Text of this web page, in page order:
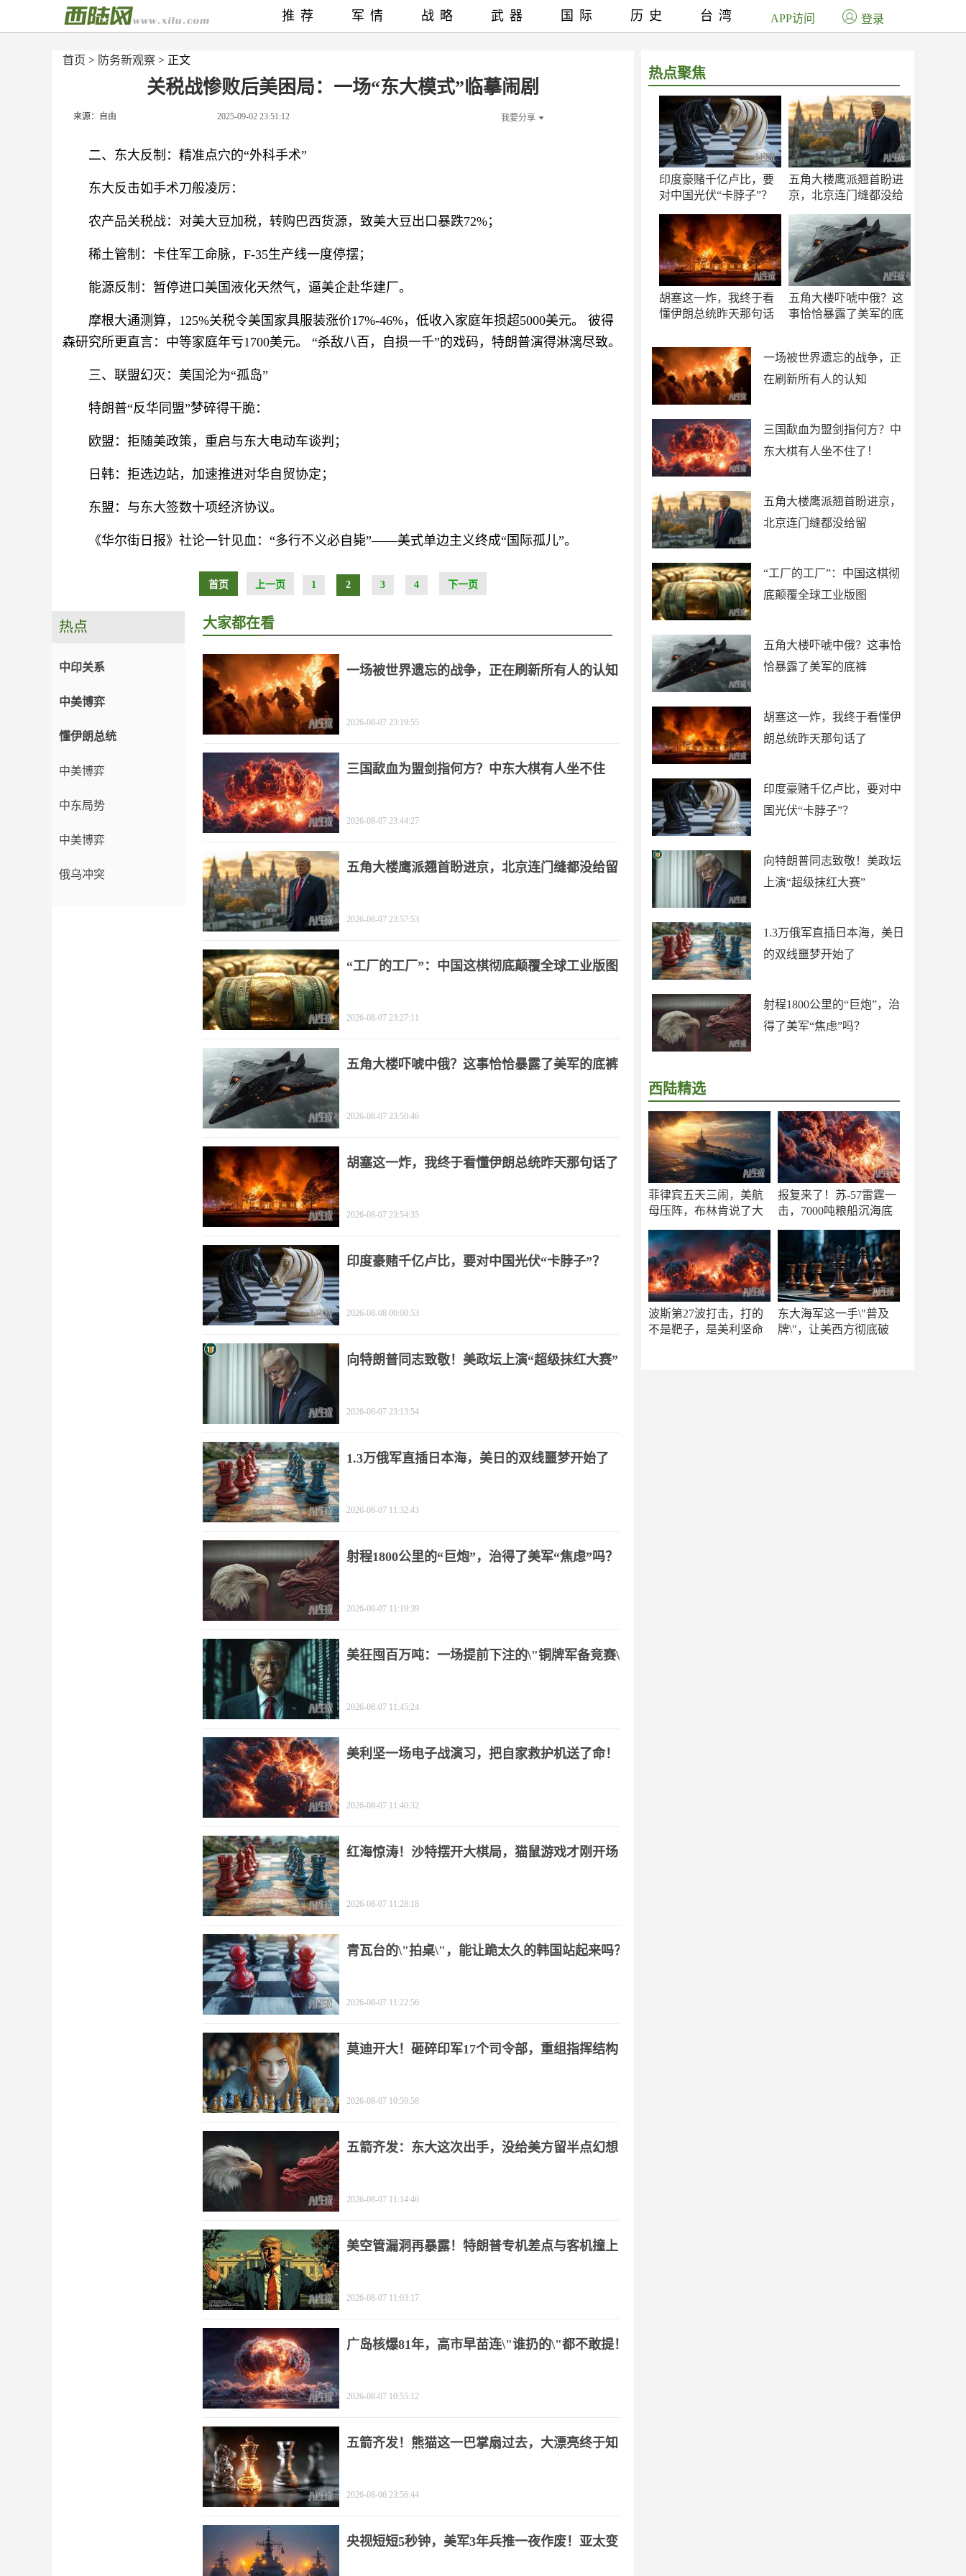
首页 > 防务新观察 > 正文
关税战惨败后美困局：一场“东大模式”临摹闹剧
来源：自由 2025-09-02 23:51:12 我要分享
二、东大反制：精准点穴的“外科手术”
东大反击如手术刀般凌厉：
农产品关税战：对美大豆加税，转购巴西货源，致美大豆出口暴跌72%；
稀土管制：卡住军工命脉，F-35生产线一度停摆；
能源反制：暂停进口美国液化天然气，逼美企赴华建厂。
摩根大通测算，125%关税令美国家具服装涨价17%-46%，低收入家庭年损超5000美元。 彼得
森研究所更直言：中等家庭年亏1700美元。 “杀敌八百，自损一千”的戏码，特朗普演得淋漓尽致。
三、联盟幻灭：美国沦为“孤岛”
特朗普“反华同盟”梦碎得干脆：
欧盟：拒随美政策，重启与东大电动车谈判；
日韩：拒选边站，加速推进对华自贸协定；
东盟：与东大签数十项经济协议。
《华尔街日报》社论一针见血：“多行不义必自毙”——美式单边主义终成“国际孤儿”。
首页 上一页 1 2 3 4 下一页
热点聚焦
印度豪赌千亿卢比，要
对中国光伏“卡脖子”？
五角大楼鹰派翘首盼进
京，北京连门缝都没给
胡塞这一炸，我终于看
懂伊朗总统昨天那句话
五角大楼吓唬中俄？这
事恰恰暴露了美军的底
一场被世界遗忘的战争，正
在刷新所有人的认知
三国歃血为盟剑指何方？中
东大棋有人坐不住了！
五角大楼鹰派翘首盼进京，
北京连门缝都没给留
“工厂的工厂”：中国这棋彻
底颠覆全球工业版图
五角大楼吓唬中俄？这事恰
恰暴露了美军的底裤
胡塞这一炸，我终于看懂伊
朗总统昨天那句话了
印度豪赌千亿卢比，要对中
国光伏“卡脖子”？
向特朗普同志致敬！美政坛
上演“超级抹红大赛”
1.3万俄军直插日本海，美日
的双线噩梦开始了
射程1800公里的“巨炮”，治
得了美军“焦虑”吗？
西陆精选
菲律宾五天三闹，美航
母压阵，布林肯说了大
报复来了！苏-57雷霆一
击，7000吨粮船沉海底
波斯第27波打击，打的
不是靶子，是美利坚命
东大海军这一手\"普及
牌\"，让美西方彻底破
推荐 军情 战略 武器 国际 历史 台湾 APP访问 登录
热点
中印关系
中美博弈
懂伊朗总统
中美博弈
中东局势
中美博弈
俄乌冲突
大家都在看
一场被世界遗忘的战争，正在刷新所有人的认知
2026-08-07 23:19:55
三国歃血为盟剑指何方？中东大棋有人坐不住
2026-08-07 23:44:27
五角大楼鹰派翘首盼进京，北京连门缝都没给留
2026-08-07 23:57:53
“工厂的工厂”：中国这棋彻底颠覆全球工业版图
2026-08-07 23:27:11
五角大楼吓唬中俄？这事恰恰暴露了美军的底裤
2026-08-07 23:50:46
胡塞这一炸，我终于看懂伊朗总统昨天那句话了
2026-08-07 23:54:35
印度豪赌千亿卢比，要对中国光伏“卡脖子”？
2026-08-08 00:00:53
向特朗普同志致敬！美政坛上演“超级抹红大赛”
2026-08-07 23:13:54
1.3万俄军直插日本海，美日的双线噩梦开始了
2026-08-07 11:32:43
射程1800公里的“巨炮”，治得了美军“焦虑”吗？
2026-08-07 11:19:39
美狂囤百万吨：一场提前下注的\"铜牌军备竞赛\"
2026-08-07 11:45:24
美利坚一场电子战演习，把自家救护机送了命！
2026-08-07 11:40:32
红海惊涛！沙特摆开大棋局，猫鼠游戏才刚开场
2026-08-07 11:28:18
青瓦台的\"拍桌\"，能让跪太久的韩国站起来吗？
2026-08-07 11:22:56
莫迪开大！砸碎印军17个司令部，重组指挥结构
2026-08-07 10:59:58
五箭齐发：东大这次出手，没给美方留半点幻想
2026-08-07 11:14:46
美空管漏洞再暴露！特朗普专机差点与客机撞上
2026-08-07 11:03:17
广岛核爆81年，高市早苗连\"谁扔的\"都不敢提！
2026-08-07 10:55:12
五箭齐发！熊猫这一巴掌扇过去，大漂亮终于知
2026-08-06 23:56:44
央视短短5秒钟，美军3年兵推一夜作废！亚太变